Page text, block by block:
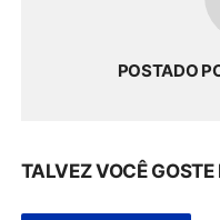
POSTADO
TALVEZ VOCÊ